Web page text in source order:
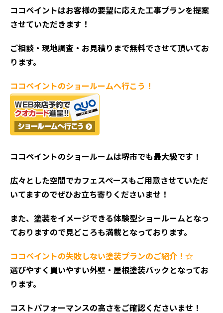
ココペイントはお客様の要望に応えた工事プランを提案
させていただきます！
ご相談・現地調査・お見積りまで無料でさせて頂いてお
ります。
ココペイントのショールームへ行こう！
ココペイントのショールームは堺市でも最大級です！
広々とした空間でカフェスペースもご用意させていただ
いてますのでぜひお立ち寄りくださいませ！
また、塗装をイメージできる体験型ショールームとなっ
ておりますので見どころも満載となっております。
ココペイントの失敗しない塗装プランのご紹介！☆
選びやすく買いやすい外壁・屋根塗装パックとなってお
ります。
コストパフォーマンスの高さをご確認くださいませ！